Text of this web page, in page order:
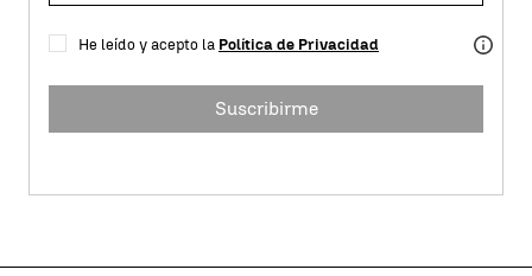
He leído y acepto la Política de Privacidad
Suscribirme